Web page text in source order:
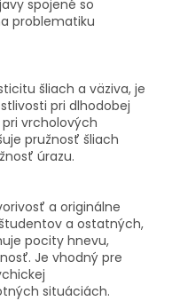
spojené so
problematiku
šliach a väziva, je
pri dlhodobej
vrcholových
pružnosť šliach
úrazu.
a originálne
a ostatných,
pocity hnevu,
Je vhodný pre
situáciách.